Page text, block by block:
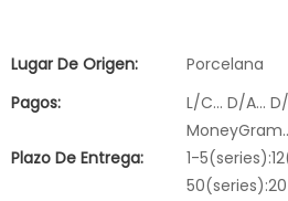
Lugar De Origen:
Porcelana
Pagos:
L/C... D/A...
Plazo De Entrega:
1-